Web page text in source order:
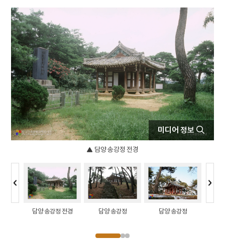
2 완당인보
3 일제강점기
4
갈천서원
5 금성대군
6 기축옥사
7 김구
8 난계국악축제
9 배비장전
미디어 정보
담양 송강정 전경
담양 송강정 전경 담양 송강정 담양 송강정